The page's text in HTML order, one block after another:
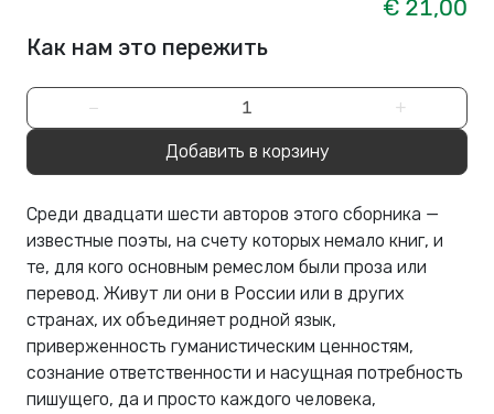
€ 21,00
Как нам это пережить
− +
Добавить в корзину
Среди двадцати шести авторов этого сборника —
известные поэты, на счету которых немало книг, и
те, для кого основным ремеслом были проза или
перевод. Живут ли они в России или в других
странах, их объединяет родной язык,
приверженность гуманистическим ценностям,
сознание ответственности и насущная потребность
пишущего, да и просто каждого человека,